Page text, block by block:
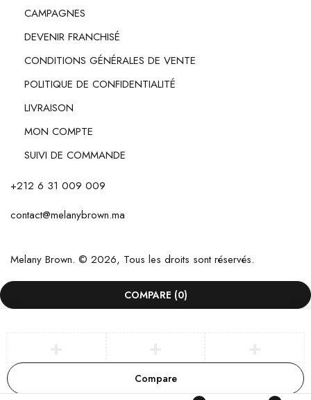
CAMPAGNES
DEVENIR FRANCHISÉ
CONDITIONS GÉNÉRALES DE VENTE
POLITIQUE DE CONFIDENTIALITÉ
LIVRAISON
MON COMPTE
SUIVI DE COMMANDE
+212 6 31 009 009
contact@melanybrown.ma
Melany Brown. © 2026, Tous les droits sont réservés.
COMPARE (0)
Compare